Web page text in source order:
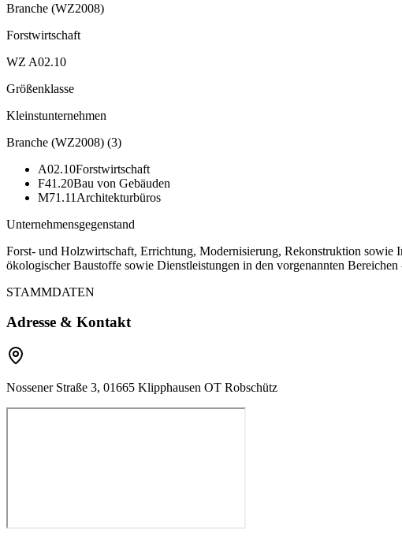
Branche (WZ2008)
Forstwirtschaft
WZ A02.10
Größenklasse
Kleinstunternehmen
Branche (WZ2008) (3)
A02.10Forstwirtschaft
F41.20Bau von Gebäuden
M71.11 Architekturbüros
Unternehmensgegenstand
Forst- und Holzwirtschaft, Errichtung, Modernisierung, Rekonstruktion sowie
ökologischer Baustoffe sowie Dienstleistungen in den vorgenannten
STAMMDATEN
Adresse & Kontakt
Nossener Straße 3, 01665 Klipphausen OT Robschütz